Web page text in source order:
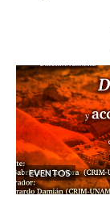
EVENTOS